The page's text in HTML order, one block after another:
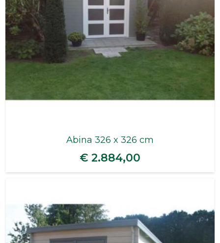
Abina 326 x 326 cm
€ 2.884,00